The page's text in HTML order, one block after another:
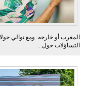
المغرب أو خارجه. ومع توالي
التساؤلات حول...